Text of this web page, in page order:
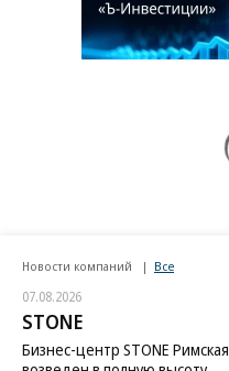
Новости компаний Все
07.08.2026
STONE
Бизнес-центр STONE Римская